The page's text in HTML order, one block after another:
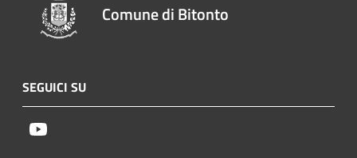
Comune di Bitonto
SEGUICI SU